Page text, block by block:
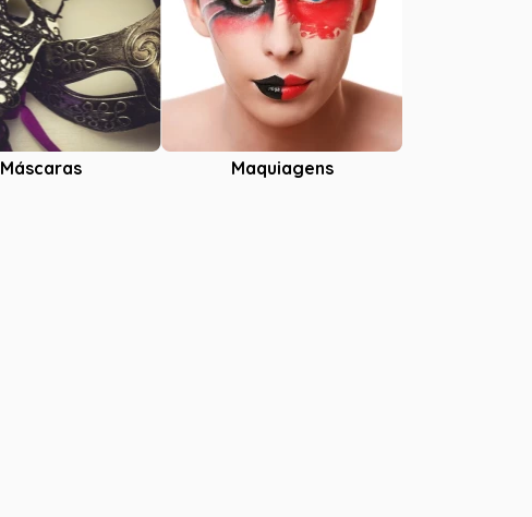
Máscaras Maquiagens